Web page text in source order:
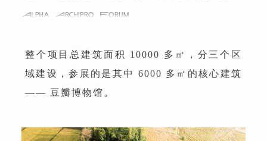
整个项目总建筑面积 10000 多㎡，分三个区
域建设，参展的是其中 6000 多㎡的核心建筑
—— 豆瓣博物馆。